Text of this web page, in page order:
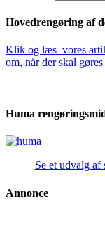
Hovedrengøring af
Klik og læs vores
om, når der skal
Huma
Se et udvalg
Annonce